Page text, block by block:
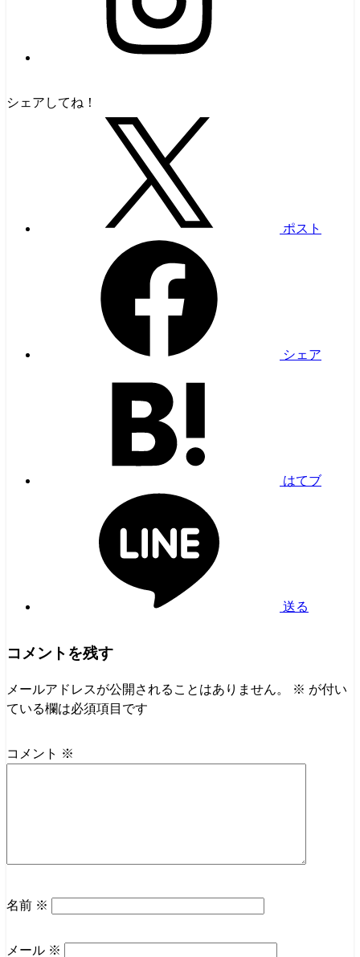
シェアしてね！
ポスト
シェア
はてブ
送る
コメントを残す
メールアドレスが公開されることはありません。 ※ が付い
ている欄は必須項目です
コメント ※
名前 ※
メール ※